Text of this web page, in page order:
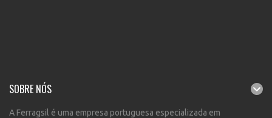
SOBRE NÓS
A Ferragsil é uma empresa portuguesa especializada em